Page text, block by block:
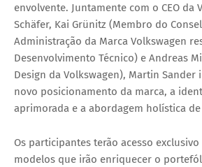
envolvente. Juntamente com o CEO da
Schäfer, Kai Grünitz (Membro do
Administração da Marca Volkswagen
Desenvolvimento Técnico) e Andreas
Design da Volkswagen), Martin Sander
novo posicionamento da marca, a
aprimorada e a abordagem holística de
Os participantes terão acesso
modelos que irão enriquecer o